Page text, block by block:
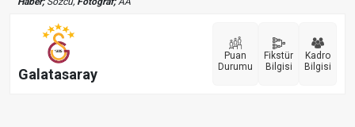
Galatasaray
Puan
Durumu
Fikstür
Bilgisi
Kadro
Bilgisi